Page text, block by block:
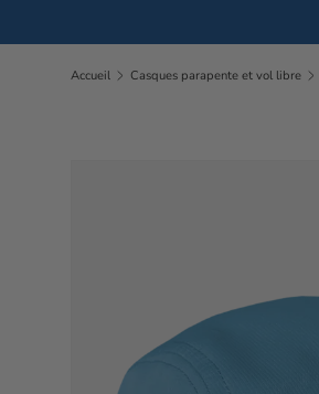
Accueil Casques parapente et vol libre